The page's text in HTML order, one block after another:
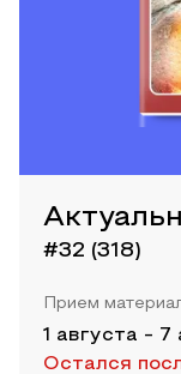
#32 (318)
Прием
1 августа - 7
Остался